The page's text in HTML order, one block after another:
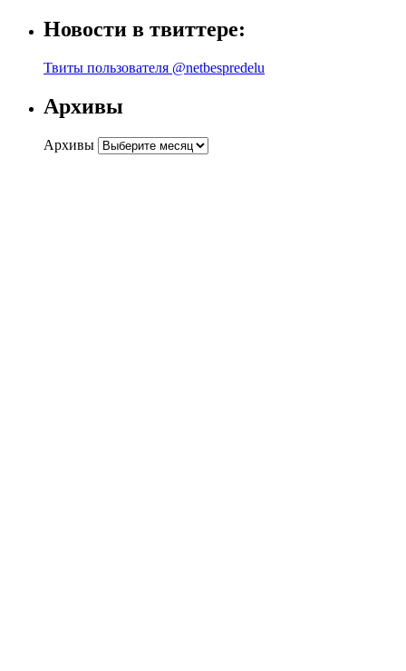
Новости в твиттере:
Твиты пользователя @netbespredelu
Архивы
Архивы